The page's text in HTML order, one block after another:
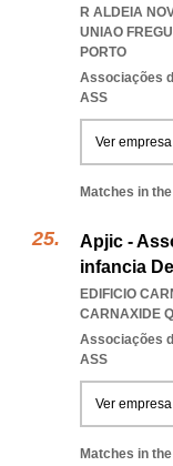
R ALDEIA
UNIAO
PORTO
Associações
ASS
Ver empresa
Matches in
Apjic -
infancia
EDIFICIO
CARNAXIDE
Associações
ASS
Ver empresa
Matches in